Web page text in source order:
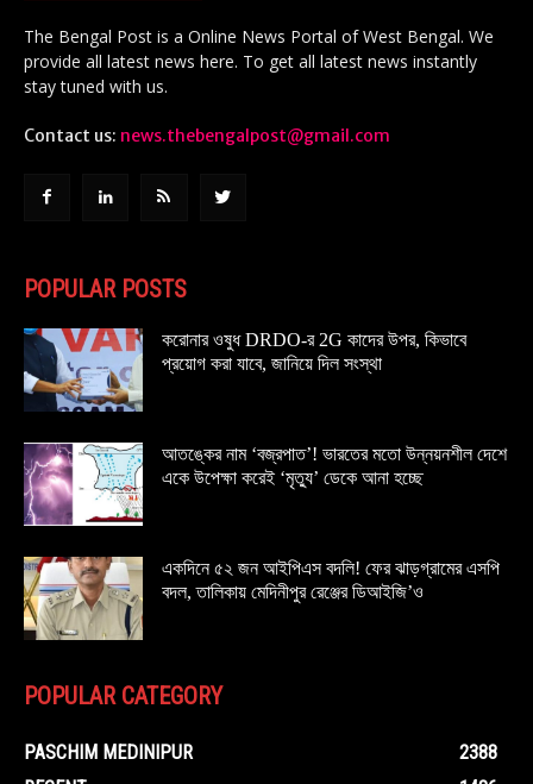
The Bengal Post is a Online News Portal of West Bengal. We
provide all latest news here. To get all latest news instantly
stay tuned with us.
Contact us: news.thebengalpost@gmail.com
POPULAR POSTS
করোনার ওষুধ DRDO-র 2G কাদের উপর, কিভাবে
প্রয়োগ করা যাবে, জানিয়ে দিল সংস্থা
আতঙ্কের নাম ‘বজ্রপাত’! ভারতের মতো উন্নয়নশীল দেশে
একে উপেক্ষা করেই ‘মৃত্যু’ ডেকে আনা হচ্ছে
একদিনে ৫২ জন আইপিএস বদলি! ফের ঝাড়গ্রামের এসপি
বদল, তালিকায় মেদিনীপুর রেঞ্জের ডিআইজি’ও
POPULAR CATEGORY
PASCHIM MEDINIPUR
2388